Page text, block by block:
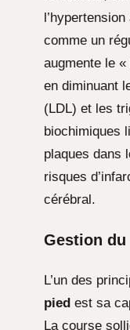
comme un
augmente le
en diminuant
(LDL) et les
biochimiques
plaques dans
risques
cérébral.
Gestion
L’un des
pied est sa
La course